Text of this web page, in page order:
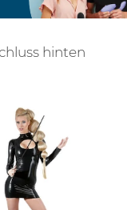
hinten